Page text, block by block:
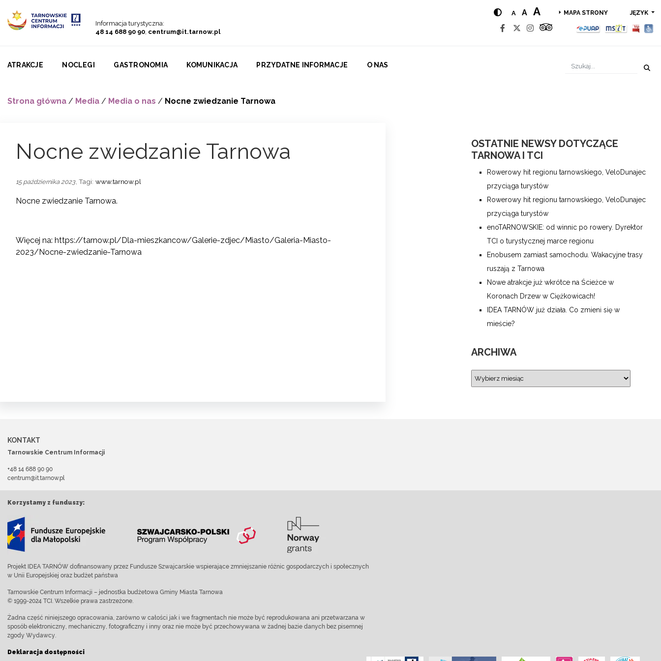
Informacja turystyczna:
48 14 688 90 90, centrum@it.tarnow.pl
A A A MAPA STRONY JĘZYK
ATRAKCJE NOCLEGI GASTRONOMIA KOMUNIKACJA PRZYDATNE INFORMACJE O NAS
Strona główna / Media / Media o nas / Nocne zwiedzanie Tarnowa
Nocne zwiedzanie Tarnowa
15 października 2023 , Tagi: www.tarnow.pl
Nocne zwiedzanie Tarnowa.
Więcej na: https://tarnow.pl/Dla-mieszkancow/Galerie-zdjec/Miasto/Galeria-Miasto-
2023/Nocne-zwiedzanie-Tarnowa
OSTATNIE NEWSY DOTYCZĄCE
TARNOWA I TCI
Rowerowy hit regionu tarnowskiego, VeloDunajec
przyciąga turystów
Rowerowy hit regionu tarnowskiego, VeloDunajec
przyciąga turystów
enoTARNOWSKIE: od winnic po rowery. Dyrektor
TCI o turystycznej marce regionu
Enobusem zamiast samochodu. Wakacyjne trasy
ruszają z Tarnowa
Nowe atrakcje już wkrótce na Ścieżce w
Koronach Drzew w Ciężkowicach!
IDEA TARNÓW już działa. Co zmieni się w
mieście?
ARCHIWA
KONTAKT
Tarnowskie Centrum Informacji
+48 14 688 90 90
centrum@it.tarnow.pl
Korzystamy z funduszy:
Projekt IDEA TARNÓW dofinansowany przez Fundusze Szwajcarskie wspierające zmniejszanie różnic gospodarczych i społecznych
w Unii Europejskiej oraz budżet państwa
Tarnowskie Centrum Informacji – jednostka budżetowa Gminy Miasta Tarnowa
© 1999-2024 TCI. Wszelkie prawa zastrzeżone.
Żadna część niniejszego opracowania, zarówno w całości jak i we fragmentach nie może być reprodukowana ani przetwarzana w
sposób elektroniczny, mechaniczny, fotograficzny i inny oraz nie może być przechowywana w żadnej bazie danych bez pisemnej
zgody Wydawcy.
Deklaracja dostępności